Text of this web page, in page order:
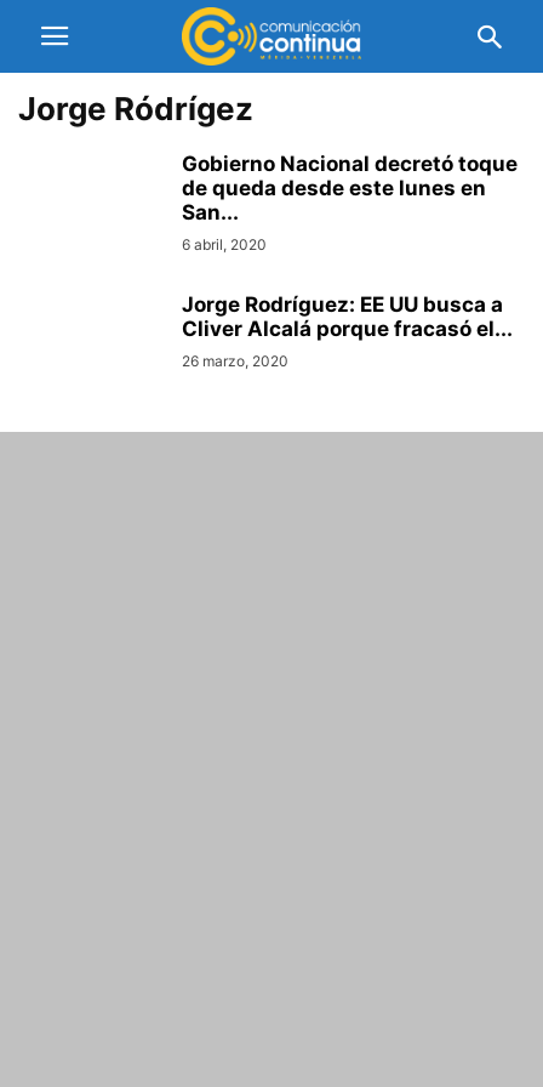
Jorge Ródrígez
Gobierno Nacional decretó toque
de queda desde este lunes en
San...
6 abril, 2020
Jorge Rodríguez: EE UU busca a
Cliver Alcalá porque fracasó el...
26 marzo, 2020